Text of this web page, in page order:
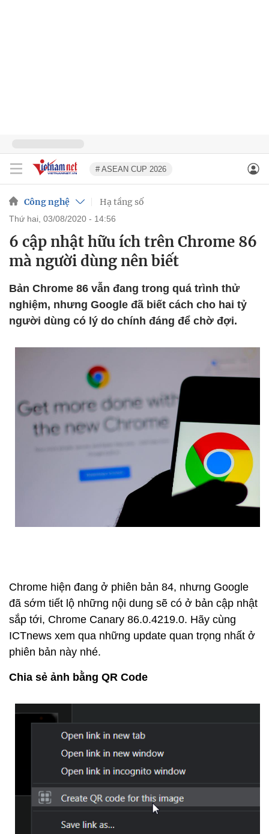
# ASEAN CUP 2026
Công nghệ Hạ tầng số
thứ hai, 03/08/2020 - 14:56
6 cập nhật hữu ích trên Chrome 86
mà người dùng nên biết
Bản Chrome 86 vẫn đang trong quá trình thử
nghiệm, nhưng Google đã biết cách cho hai tỷ
người dùng có lý do chính đáng để chờ đợi.
Chrome hiện đang ở phiên bản 84, nhưng Google
đã sớm tiết lộ những nội dung sẽ có ở bản cập nhật
sắp tới, Chrome Canary 86.0.4219.0. Hãy cùng
ICTnews xem qua những update quan trọng nhất ở
phiên bản này nhé.
Chia sẻ ảnh bằng QR Code